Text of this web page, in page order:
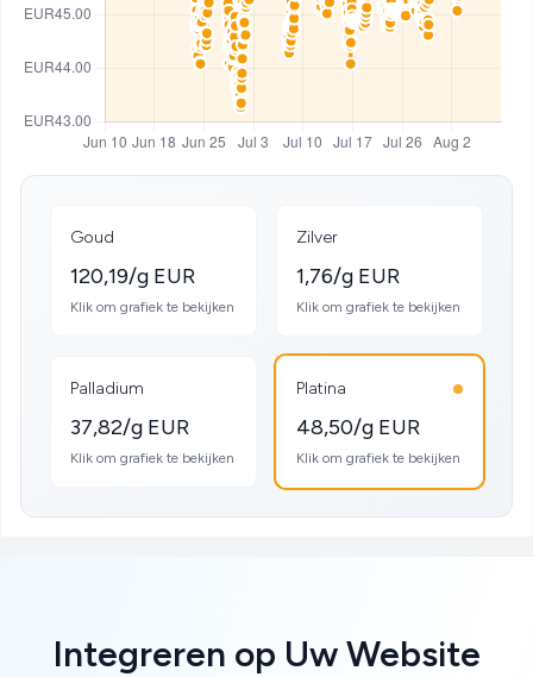
Goud
120,19/g EUR
Klik om grafiek te bekijken
Zilver
1,76/g EUR
Klik om grafiek te bekijken
Palladium
37,82/g EUR
Klik om grafiek te bekijken
Platina
48,50/g EUR
Klik om grafiek te bekijken
Integreren op Uw Website